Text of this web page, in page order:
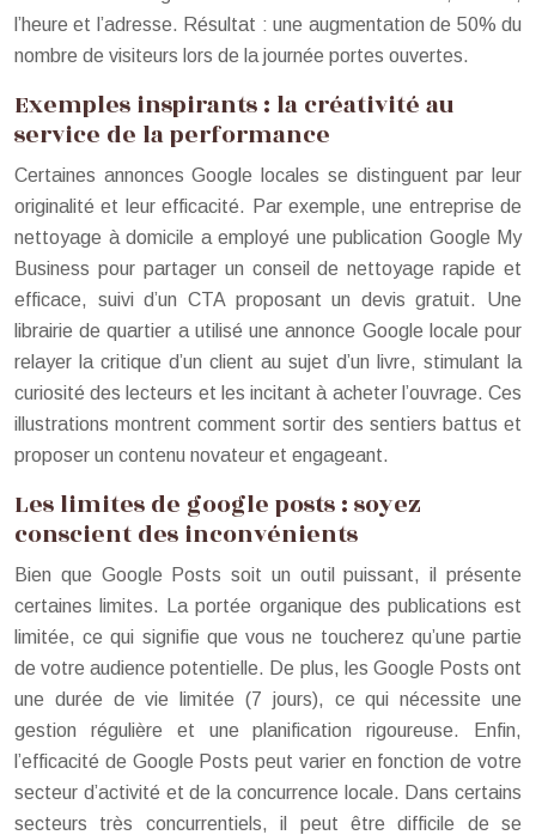
l’heure et l’adresse. Résultat : une augmentation de 50% du
nombre de visiteurs lors de la journée portes ouvertes.
Exemples inspirants : la créativité au
service de la performance
Certaines annonces Google locales se distinguent par leur
originalité et leur efficacité. Par exemple, une entreprise de
nettoyage à domicile a employé une publication Google My
Business pour partager un conseil de nettoyage rapide et
efficace, suivi d’un CTA proposant un devis gratuit. Une
librairie de quartier a utilisé une annonce Google locale pour
relayer la critique d’un client au sujet d’un livre, stimulant la
curiosité des lecteurs et les incitant à acheter l’ouvrage. Ces
illustrations montrent comment sortir des sentiers battus et
proposer un contenu novateur et engageant.
Les limites de google posts : soyez
conscient des inconvénients
Bien que Google Posts soit un outil puissant, il présente
certaines limites. La portée organique des publications est
limitée, ce qui signifie que vous ne toucherez qu’une partie
de votre audience potentielle. De plus, les Google Posts ont
une durée de vie limitée (7 jours), ce qui nécessite une
gestion régulière et une planification rigoureuse. Enfin,
l’efficacité de Google Posts peut varier en fonction de votre
secteur d’activité et de la concurrence locale. Dans certains
secteurs très concurrentiels, il peut être difficile de se